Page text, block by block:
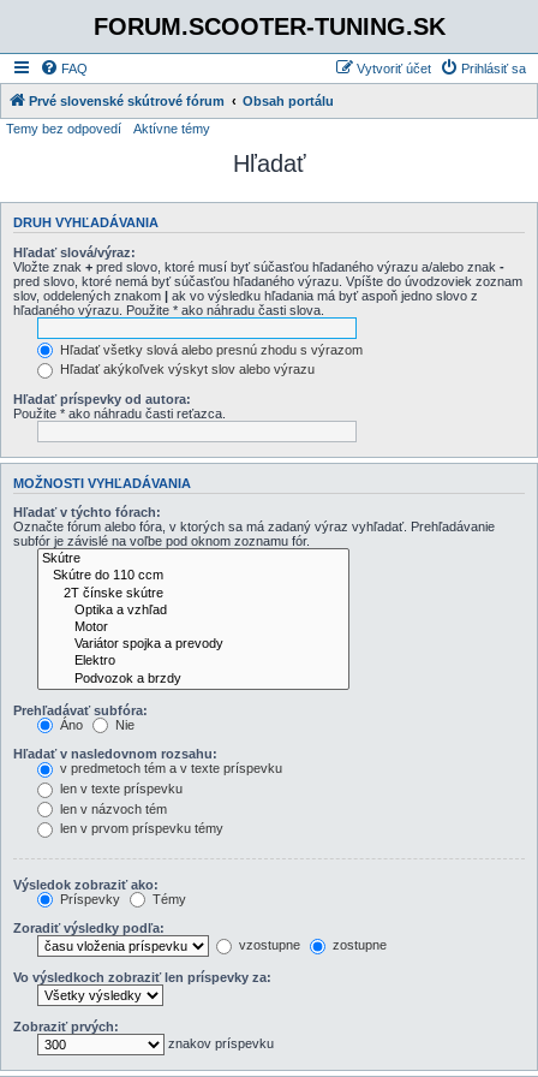
FORUM.SCOOTER-TUNING.SK
FAQ Prihlásiť sa
Vytvoriť účet
Prvé slovenské skútrové fórum
Obsah portálu
Temy bez odpovedí
Aktívne témy
Hľadať
DRUH VYHĽADÁVANIA
Hľadať slová/výraz:
Vložte znak + pred slovo, ktoré musí byť súčasťou hľadaného výrazu a/alebo znak -
pred slovo, ktoré nemá byť súčasťou hľadaného výrazu. Vpíšte do úvodzoviek zoznam
slov, oddelených znakom | ak vo výsledku hľadania má byť aspoň jedno slovo z
hľadaného výrazu. Použite * ako náhradu časti slova.
Hľadať všetky slová alebo presnú zhodu s výrazom
Hľadať akýkoľvek výskyt slov alebo výrazu
Hľadať príspevky od autora:
Použite * ako náhradu časti reťazca.
MOŽNOSTI VYHĽADÁVANIA
Hľadať v týchto fórach:
Označte fórum alebo fóra, v ktorých sa má zadaný výraz vyhľadať. Prehľadávanie
subfór je závislé na voľbe pod oknom zoznamu fór.
Prehľadávať subfóra:
Áno
Nie
Hľadať v nasledovnom rozsahu:
v predmetoch tém a v texte príspevku
len v texte príspevku
len v názvoch tém
len v prvom príspevku témy
Výsledok zobraziť ako:
Príspevky
Témy
Zoradiť výsledky podľa:
vzostupne
zostupne
Vo výsledkoch zobraziť len príspevky za:
Zobraziť prvých:
znakov príspevku